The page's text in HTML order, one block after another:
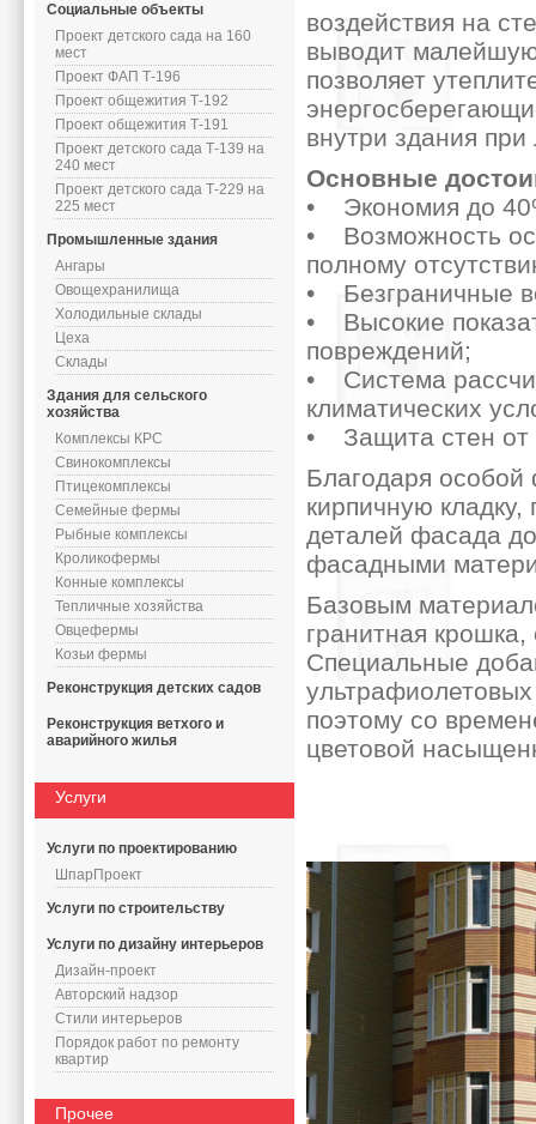
Социальные объекты
Проект детского сада на 160
мест
Проект ФАП Т-196
Проект общежития Т-192
Проект общежития Т-191
Проект детского сада Т-139 на
240 мест
Проект детского сада Т-229 на
225 мест
Промышленные здания
Ангары
Овощехранилища
Холодильные склады
Цеха
Склады
Здания для сельского
хозяйства
Комплексы КРС
Свинокомплексы
Птицекомплексы
Семейные фермы
Рыбные комплексы
Кроликофермы
Конные комплексы
Тепличные хозяйства
Овцефермы
Козьи фермы
Реконструкция детских садов
Реконструкция ветхого и
аварийного жилья
Услуги
Услуги по проектированию
ШпарПроект
Услуги по строительству
Услуги по дизайну интерьеров
Дизайн-проект
Авторский надзор
Стили интерьеров
Порядок работ по ремонту
квартир
Прочее
воздействия на
выводит малейшую
позволяет
внутри здания
Основные
• Экономия до
• Возможность
полному
• Безграничные
• Высокие
повреждений;
• Система
климатических
• Защита стен от
Благодаря
кирпичную
деталей фасада
фасадными
Базовым
гранитная
Специальные
поэтому со
цветовой